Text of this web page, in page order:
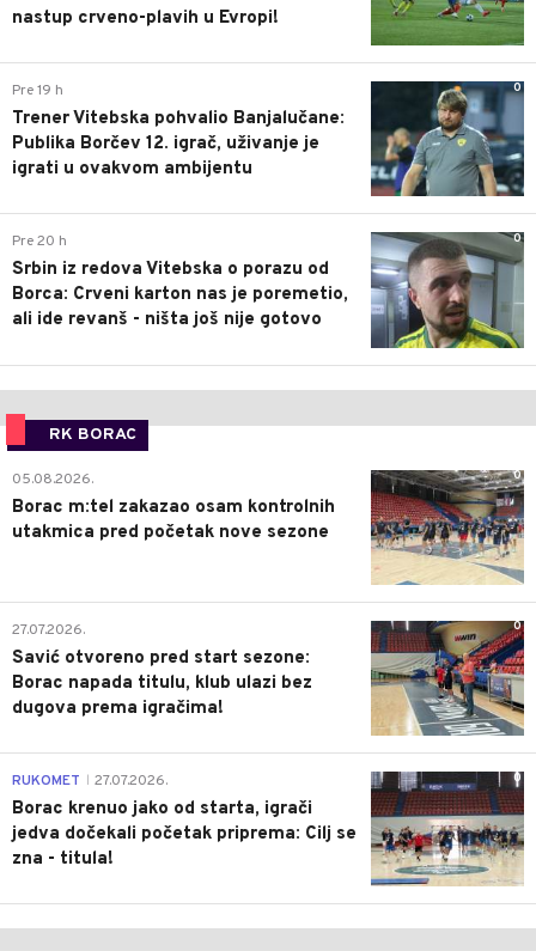
nastup crveno-plavih u Evropi!
0
Pre 19 h
Trener Vitebska pohvalio Banjalučane:
Publika Borčev 12. igrač, uživanje je
igrati u ovakvom ambijentu
0
Pre 20 h
Srbin iz redova Vitebska o porazu od
Borca: Crveni karton nas je poremetio,
ali ide revanš - ništa još nije gotovo
RK BORAC
0
05.08.2026.
Borac m:tel zakazao osam kontrolnih
utakmica pred početak nove sezone
0
27.07.2026.
Savić otvoreno pred start sezone:
Borac napada titulu, klub ulazi bez
dugova prema igračima!
0
RUKOMET 27.07.2026.
Borac krenuo jako od starta, igrači
jedva dočekali početak priprema: Cilj se
zna - titula!